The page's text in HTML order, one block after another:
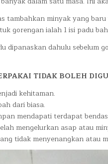
tambahkan minyak yang
gorengan ialah 1 isi padu
dipanaskan dahulu sebelum
TIDAK BOLEH
kehitaman.
dari biasa.
mendapati terdapat
mengelurkan asap atau
tidak menyenangkan atau